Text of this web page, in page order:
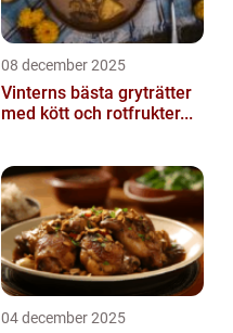
08 december 2025
Vinterns bästa gryträtter
med kött och rotfrukter...
04 december 2025